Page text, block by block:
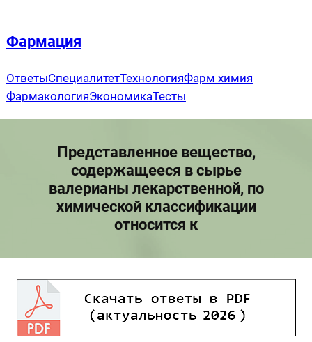
содержимому
Фармация
ОтветыСпециалитетТехнологияФарм химия
ФармакологияЭкономикаТесты
Представленное вещество,
содержащееся в сырье
валерианы лекарственной, по
химической классификации
относится к